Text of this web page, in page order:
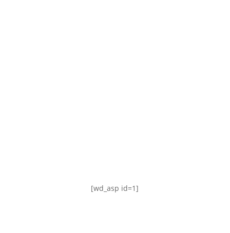
[wd_asp id=1]